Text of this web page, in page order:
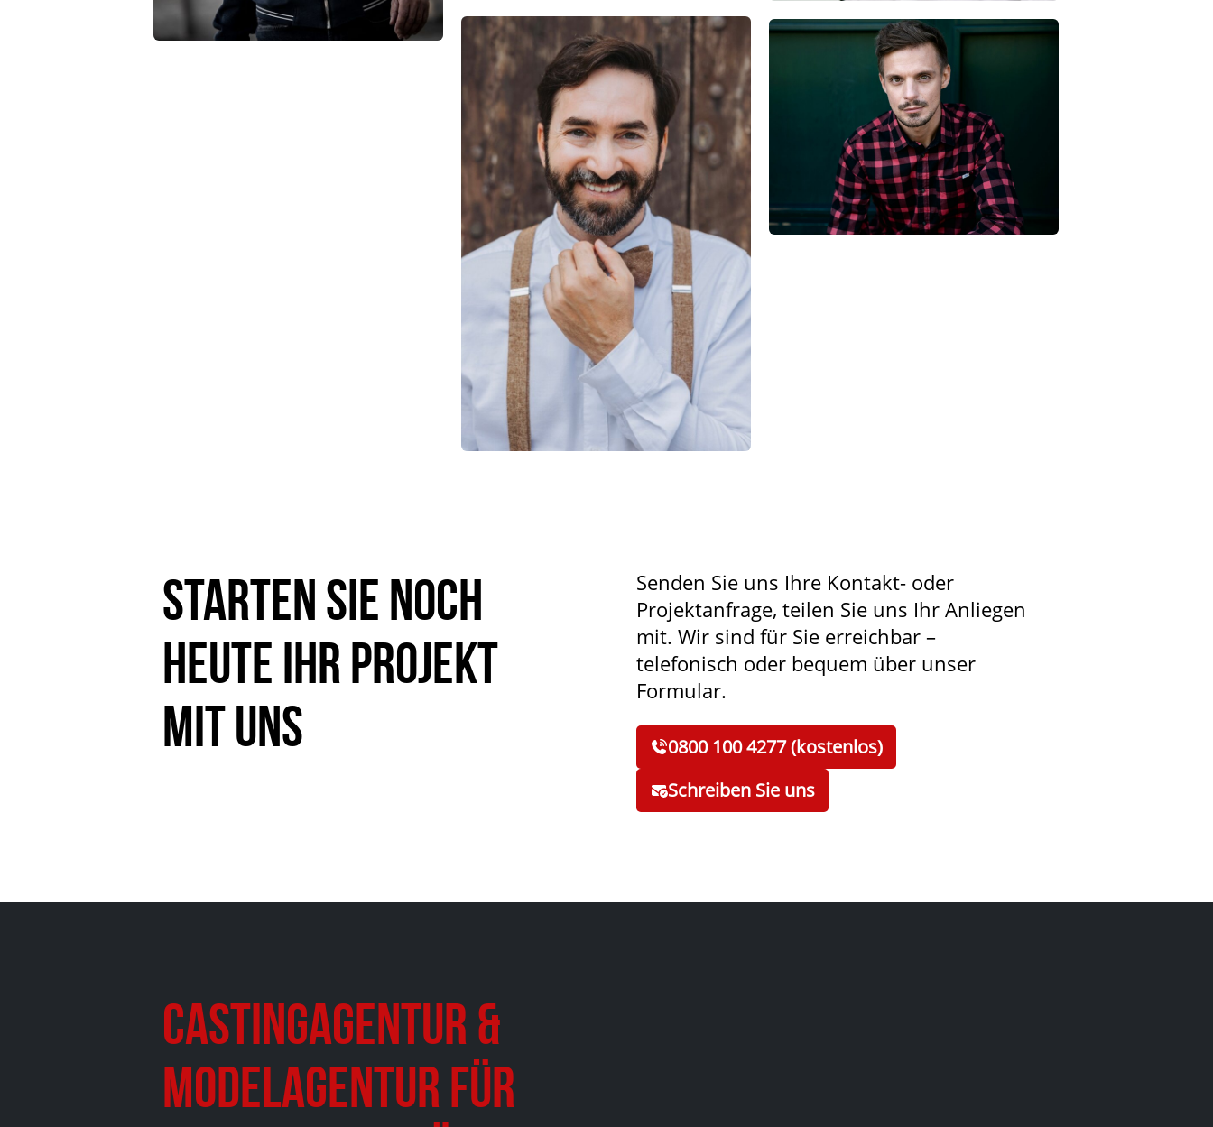
Starten Sie noch
heute Ihr Projekt
mit uns
Senden Sie uns Ihre Kontakt- oder
Projektanfrage, teilen Sie uns Ihr Anliegen
mit. Wir sind für Sie erreichbar –
telefonisch oder bequem über unser
Formular.
0800 100 4277 (kostenlos)
Schreiben Sie uns
Castingagentur &
Modelagentur für